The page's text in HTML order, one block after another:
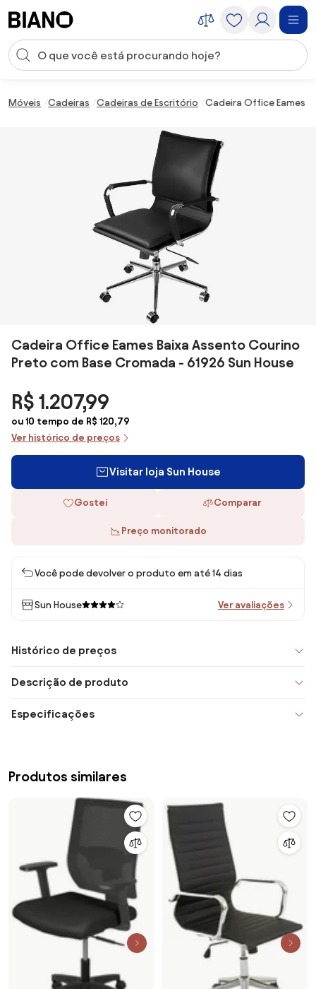
Entrada de pesquisa
Móveis Cadeiras Cadeiras de Escritório Cadeira Office Eames
Cadeira Office Eames Baixa Assento Courino
Preto com Base Cromada - 61926 Sun House
R$ 1.207,99
ou 10 tempo de R$ 120,79
Ver histórico de preços
Visitar loja Sun House
Gostei Comparar
Preço monitorado
Você pode devolver o produto em até 14 dias
Sun House Ver avaliações
Histórico de preços
Descrição de produto
Especificações
Produtos similares